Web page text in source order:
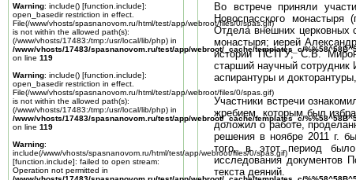
Во встрече приняли
Новоспасского монастыря
Отдела внешних церковных
монастыря; иерей
истории ПСТГУ; С.В.
старший научный сотрудник
аспирантуры и
Участники встречи
жребием, которым был
доложил о работе,
решения в ноябре 2011 г.
того, в этот период
исследования документов
текста деяний.
Warning: include() [function.include]:
open_basedir restriction in effect.
File(/www/vhosts/spasnanovom.ru/html/test/app/webroot/files/0/spas.gif)
is not within the allowed path(s):
(/www/vhosts/17483:/tmp:/usr/local/lib/php) in
/www/vhosts/17483/spasnanovom.ru/test/app/webroot/_cache/templates_c/
on line 119
Warning: include() [function.include]:
open_basedir restriction in effect.
File(/www/vhosts/spasnanovom.ru/html/test/app/webroot/files/0/spas.gif)
is not within the allowed path(s):
(/www/vhosts/17483:/tmp:/usr/local/lib/php) in
/www/vhosts/17483/spasnanovom.ru/test/app/webroot/_cache/templates_c/
on line 119
Warning:
include(/www/vhosts/spasnanovom.ru/html/test/app/webroot/files/0/spas.gif)
[function.include]: failed to open stream:
Operation not permitted in